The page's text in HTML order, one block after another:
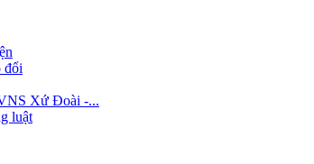
đổi
Xứ Đoài -...
luật